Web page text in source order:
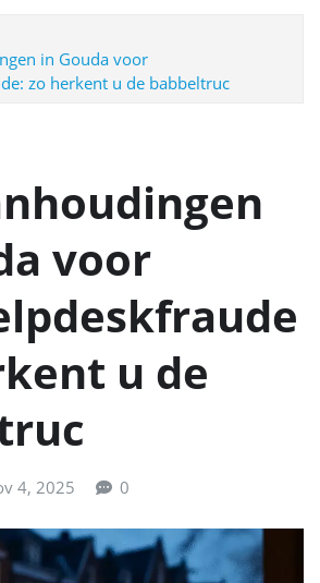
in Gouda voor
zo herkent u de babbeltruc
voor
u de
4, 2025 0